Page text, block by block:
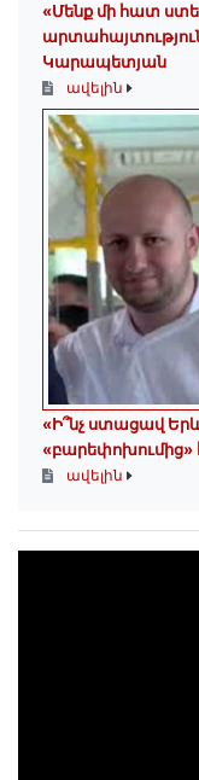
«Մենք մի հատ
Կարապետյան
ավելին
«Ի՞նչ ստացավ
ավելին